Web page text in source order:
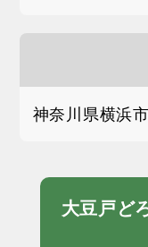
神奈川県横浜
大豆戸ど